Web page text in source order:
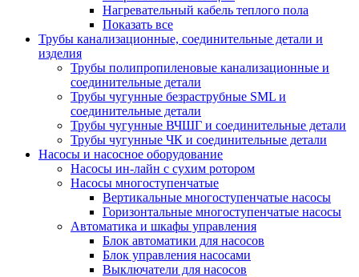
Нагревательный кабель теплого пола
Показать все
Трубы канализационные, соединительные детали и
изделия
Трубы полипропиленовые канализационные и
соединительные детали
Трубы чугунные безраструбные SML и
соединительные детали
Трубы чугунные ВЧШГ и соединительные детали
Трубы чугунные ЧК и соединительные детали
Насосы и насосное оборудование
Насосы ин-лайн с сухим ротором
Насосы многоступенчатые
Вертикальные многоступенчатые насосы
Горизонтальные многоступенчатые насосы
Автоматика и шкафы управления
Блок автоматики для насосов
Блок управления насосами
Выключатели для насосов